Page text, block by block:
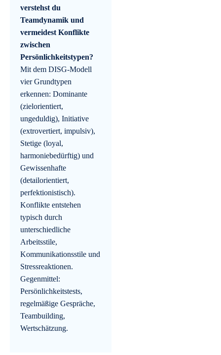
verstehst du
Teamdynamik und
vermeidest Konflikte
zwischen
Persönlichkeitstypen?
Mit dem DISG-Modell
vier Grundtypen
erkennen: Dominante
(zielorientiert,
ungeduldig), Initiative
(extrovertiert, impulsiv),
Stetige (loyal,
harmoniebedürftig) und
Gewissenhafte
(detailorientiert,
perfektionistisch).
Konflikte entstehen
typisch durch
unterschiedliche
Arbeitsstile,
Kommunikationsstile und
Stressreaktionen.
Gegenmittel:
Persönlichkeitstests,
regelmäßige Gespräche,
Teambuilding,
Wertschätzung.